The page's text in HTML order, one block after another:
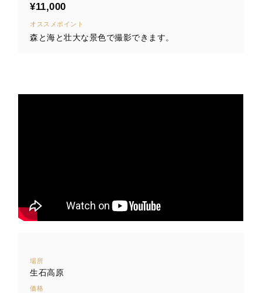
¥11,000
オススメポイント
森と海と壮大な景色で撮影できます。
場所
生石高原
価格